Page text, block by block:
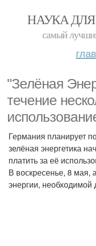
НАУКА
самый
"Зелёная
течение
Германия планирует
зелёная энергетика
платить за её
В воскресенье, 8 мая,
энергии,